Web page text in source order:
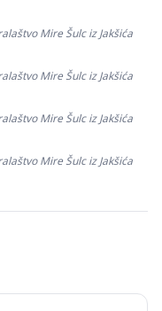
Mire Šulc iz Jakšića
Mire Šulc iz Jakšića
Mire Šulc iz Jakšića
Mire Šulc iz Jakšića